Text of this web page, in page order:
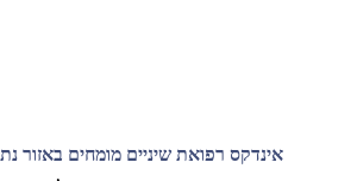
אינדקס רפואת שיניים מומחים באזור